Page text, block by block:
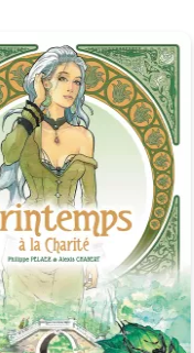
à la
- histoire
Date de parution :
le Paris de la Belle
être un survivant du
la Charité n’est pas
sans risque...